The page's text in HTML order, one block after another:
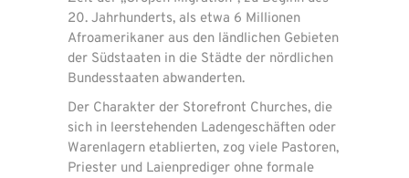
20. Jahrhunderts, als etwa 6 Millionen
Afroamerikaner aus den ländlichen Gebieten
der Südstaaten in die Städte der nördlichen
Bundesstaaten abwanderten.
Der Charakter der Storefront Churches, die
sich in leerstehenden Ladengeschäften oder
Warenlagern etablierten, zog viele Pastoren,
Priester und Laienprediger ohne formale